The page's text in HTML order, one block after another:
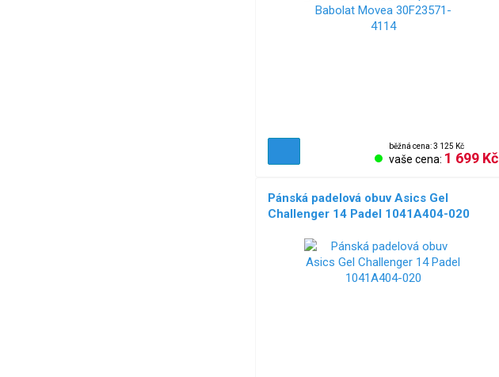
běžná cena: 3 125 Kč
vaše cena: 1 699 Kč
Pánská padelová obuv Asics Gel
Challenger 14 Padel 1041A404-020